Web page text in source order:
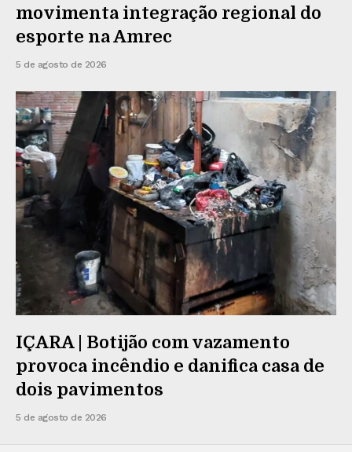
movimenta integração regional do
esporte na Amrec
5 de agosto de 2026
IÇARA | Botijão com vazamento
provoca incêndio e danifica casa de
dois pavimentos
5 de agosto de 2026